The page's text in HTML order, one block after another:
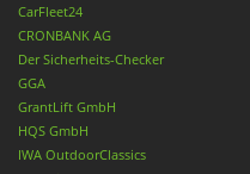
CarFleet24
CRONBANK AG
Der Sicherheits-Checker
GGA
GrantLift GmbH
HQS GmbH
IWA OutdoorClassics